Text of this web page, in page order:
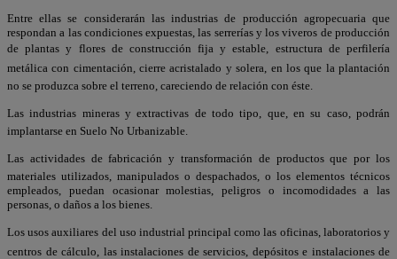
Entre ellas se considerarán las industrias de producción agropecuaria que
respondan a las condiciones expuestas, las serrerías y los viveros de producción
de plantas y flores de construcción fija y estable, estructura de perfilería
metálica con cimentación, cierre acristalado y solera, en los que la plantación
no se produzca sobre el terreno, careciendo de relación con éste.
Las industrias mineras y extractivas de todo tipo, que, en su caso, podrán
implantarse en Suelo No Urbanizable.
Las actividades de fabricación y transformación de productos que por los
materiales utilizados, manipulados o despachados, o los elementos técnicos
empleados, puedan ocasionar molestias, peligros o incomodidades a las
personas, o daños a los bienes.
Los usos auxiliares del uso industrial principal como las oficinas, laboratorios y
centros de cálculo, las instalaciones de servicios, depósitos e instalaciones de